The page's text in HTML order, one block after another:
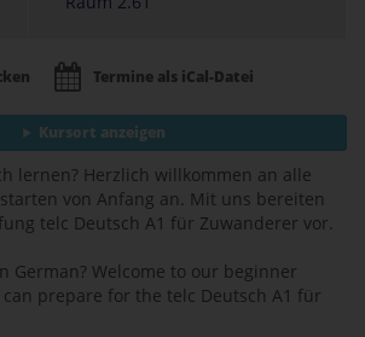
Termine als iCal-Datei
Kursort anzeigen
lernen? Herzlich willkommen an alle
von Anfang an. Mit uns bereiten
telc Deutsch A1 für Zuwanderer vor.
German? Welcome to our beginner
prepare for the telc Deutsch A1 für